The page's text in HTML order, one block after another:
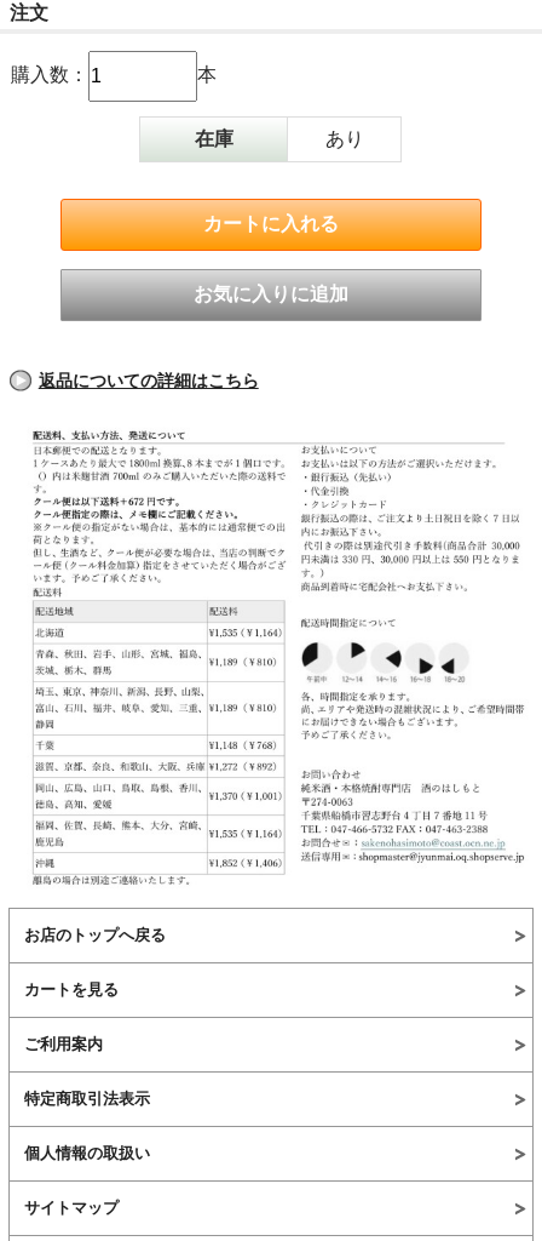
注文
購入数： 本
在庫 あり
返品についての詳細はこちら
お店のトップへ戻る
カートを見る
ご利用案内
特定商取引法表示
個人情報の取扱い
サイトマップ